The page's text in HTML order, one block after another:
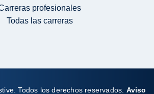
profesionales
Todas las carreras
Todos los derechos reservados. Aviso